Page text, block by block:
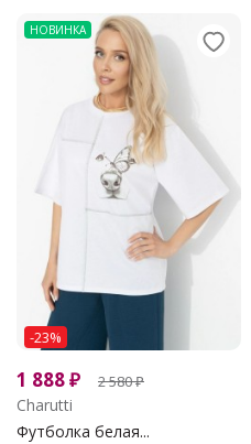
НОВИНКА
-23%
1 888₽ 2 580₽
Charutti
Футболка белая...